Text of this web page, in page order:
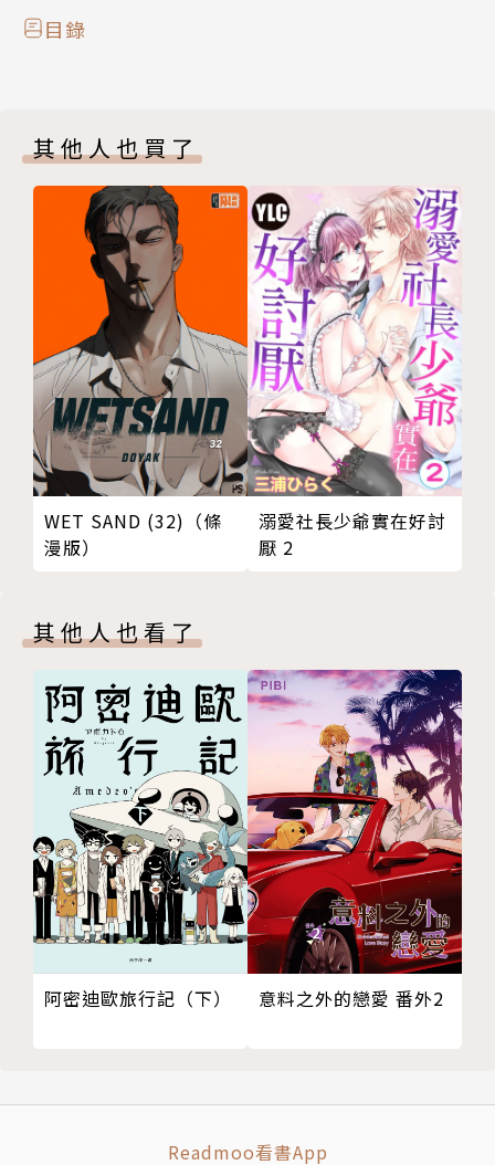
目錄
其他人也買了
WET SAND (32)（條
漫版）
溺愛社長少爺實在好討
厭 2
其他人也看了
阿密迪歐旅行記（下） 意料之外的戀愛 番外2
Readmoo看書App